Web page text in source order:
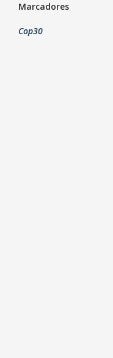
Marcadores
Cop30